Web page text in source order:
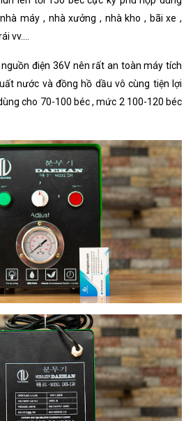
máy , nhà xưởng , nhà kho , bãi xe ,
vv....
điện 36V nên rất an toàn máy tích
nước và đồng hồ dầu vô cùng tiện lợi
cho 70-100 béc , mức 2 100-120 béc